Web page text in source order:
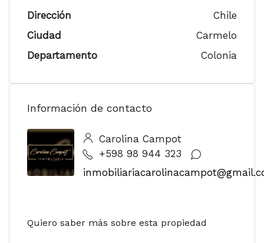
Dirección
Chile
Ciudad
Carmelo
Departamento
Colonia
Información de contacto
Carolina Campot
+598 98 944 323
Quiero saber más sobre esta propiedad